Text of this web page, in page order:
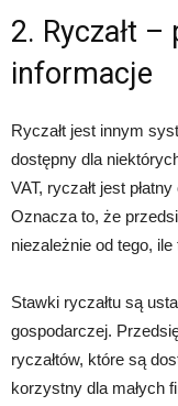
2. Ryczałt
informacje
Ryczałt jest innym
dostępny dla
VAT, ryczałt jest
Oznacza to, że
niezależnie od tego, ile
Stawki ryczałtu są
gospodarczej.
ryczałtów, które są
korzystny dla małych